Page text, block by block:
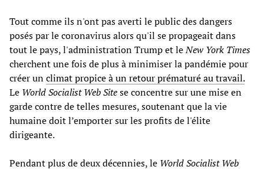
Tout comme ils n'ont pas averti le public des dangers
posés par le coronavirus alors qu'il se propageait dans
tout le pays, l'administration Trump et leNew York Times
cherchent une fois de plus à minimiser la pandémie pour
créer unclimat propice à un retour prématuré au travail.
Le World Socialist Web Sitese concentre sur une mise en
garde contre de telles mesures, soutenant que la vie
humaine doit l’emporter sur les profits de l'élite
dirigeante.
Pendant plus de deux décennies, le World Socialist Web